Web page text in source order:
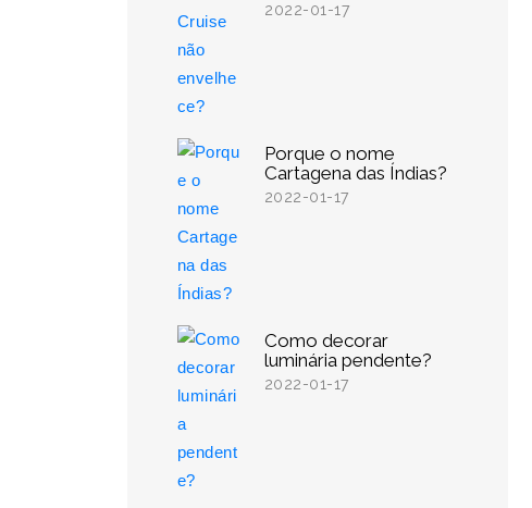
2022-01-17
Porque o nome
Cartagena das Índias?
2022-01-17
Como decorar
luminária pendente?
2022-01-17